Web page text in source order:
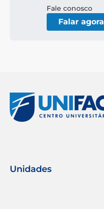
Fale conosco
Falar agora
Unidades